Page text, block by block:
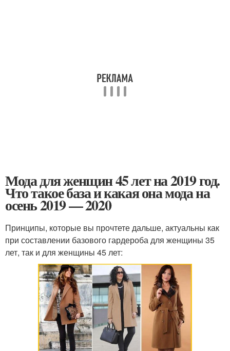
Мода для женщин 45 лет на 2019 год.
Что такое база и какая она мода на
осень 2019 — 2020
Принципы, которые вы прочтете дальше, актуальны как
при составлении базового гардероба для женщины 35
лет, так и для женщины 45 лет: